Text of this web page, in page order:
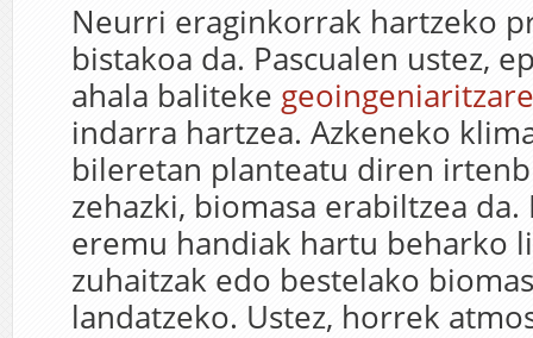
Neurri eraginkorrak hartzeko
bistakoa da. Pascualen ustez,
ahala baliteke
indarra hartzea. Azkeneko
bileretan planteatu diren
zehazki, biomasa erabiltzea
eremu handiak hartu beharko
zuhaitzak edo bestelako
landatzeko. Ustez, horrek